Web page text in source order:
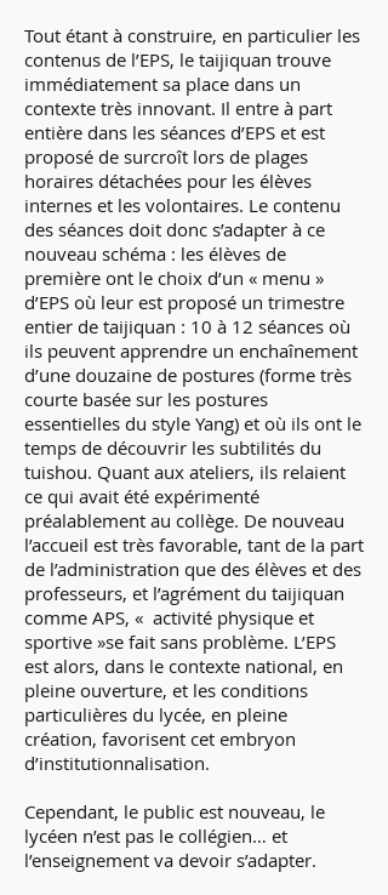
Tout étant à construire, en particulier les
contenus de l’EPS, le taijiquan trouve
immédiatement sa place dans un
contexte très innovant. Il entre à part
entière dans les séances d’EPS et est
proposé de surcroît lors de plages
horaires détachées pour les élèves
internes et les volontaires. Le contenu
des séances doit donc s’adapter à ce
nouveau schéma : les élèves de
première ont le choix d’un « menu »
d’EPS où leur est proposé un trimestre
entier de taijiquan : 10 à 12 séances où
ils peuvent apprendre un enchaînement
d’une douzaine de postures (forme très
courte basée sur les postures
essentielles du style Yang) et où ils ont le
temps de découvrir les subtilités du
tuishou. Quant aux ateliers, ils relaient
ce qui avait été expérimenté
préalablement au collège. De nouveau
l’accueil est très favorable, tant de la part
de l’administration que des élèves et des
professeurs, et l’agrément du taijiquan
comme APS, « activité physique et
sportive »se fait sans problème. L’EPS
est alors, dans le contexte national, en
pleine ouverture, et les conditions
particulières du lycée, en pleine
création, favorisent cet embryon
d’institutionnalisation.
Cependant, le public est nouveau, le
lycéen n’est pas le collégien… et
l’enseignement va devoir s’adapter.